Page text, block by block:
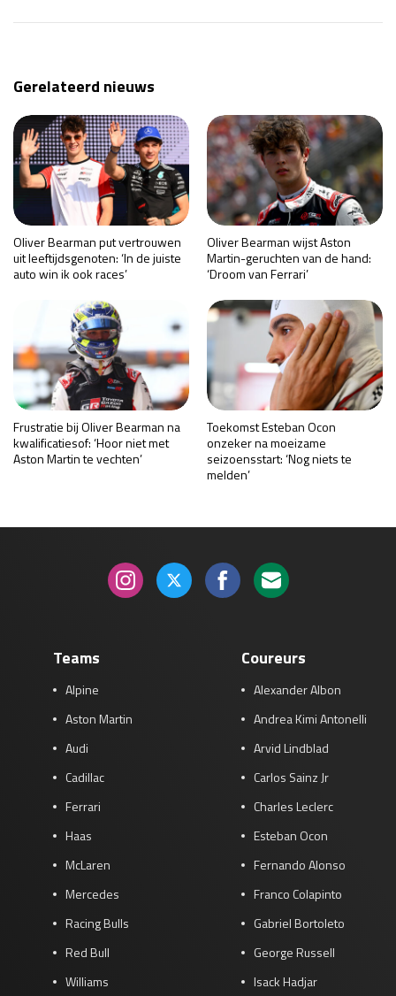
Gerelateerd nieuws
Oliver Bearman put vertrouwen
uit leeftijdsgenoten: ‘In de juiste
auto win ik ook races’
Oliver Bearman wijst Aston
Martin-geruchten van de hand:
‘Droom van Ferrari’
Frustratie bij Oliver Bearman na
kwalificatiesof: ‘Hoor niet met
Aston Martin te vechten’
Toekomst Esteban Ocon
onzeker na moeizame
seizoensstart: ‘Nog niets te
melden’
Teams
Alpine
Aston Martin
Audi
Cadillac
Ferrari
Haas
McLaren
Mercedes
Racing Bulls
Red Bull
Williams
Coureurs
Alexander Albon
Andrea Kimi Antonelli
Arvid Lindblad
Carlos Sainz Jr
Charles Leclerc
Esteban Ocon
Fernando Alonso
Franco Colapinto
Gabriel Bortoleto
George Russell
Isack Hadjar